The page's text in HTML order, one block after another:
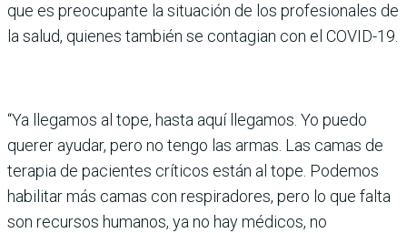
que es preocupante la situación de los profesionales de
la salud, quienes también se contagian con el COVID-19.
“Ya llegamos al tope, hasta aquí llegamos. Yo puedo
querer ayudar, pero no tengo las armas. Las camas de
terapia de pacientes críticos están al tope. Podemos
habilitar más camas con respiradores, pero lo que falta
son recursos humanos, ya no hay médicos, no